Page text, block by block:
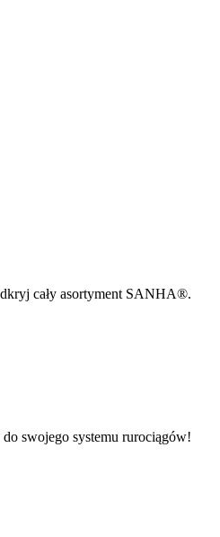
cały asortyment SANHA®.
swojego systemu rurociągów!